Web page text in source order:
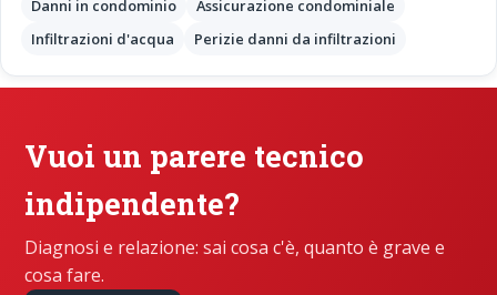
Danni in condominio
Assicurazione condominiale
Infiltrazioni d'acqua
Perizie danni da infiltrazioni
Vuoi un parere tecnico
indipendente?
Diagnosi e relazione: sai cosa c'è, quanto è grave e
cosa fare.